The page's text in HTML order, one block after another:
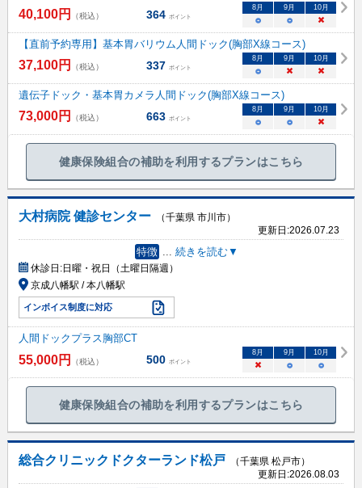
40,100円 （税込） 364 ポイント
8 月 9 月 10月
○ ○ ×
【直前予約専用】基本胃バリウム人間ドック(胸部X線コース)
37,100円 （税込） 337 ポイント
8 月 9 月 10月
○ × ×
遺伝子ドック・基本胃カメラ人間ドック(胸部X線コース)
73,000円 （税込） 663 ポイント
8 月 9 月 10月
○ ○ ×
健康保険組合の補助を利用するプランはこちら
大村病院 健診センター
（千葉県 市川市）
更新日:2026.07.23
特徴 ... 続きを読む▼
休診日:日曜・祝日（土曜日隔週）
京成八幡駅 / 本八幡駅
インボイス制度に対応
人間ドックプラス胸部CT
55,000円 （税込） 500 ポイント
8月 9月 10月
× ○ ○
健康保険組合の補助を利用するプランはこちら
総合クリニックドクターランド松戸
（千葉県 松戸市）
更新日:2026.08.03